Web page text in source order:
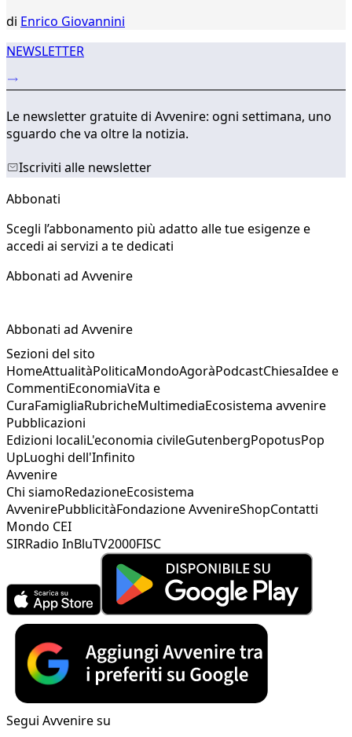
di Enrico Giovannini
NEWSLETTER
Le newsletter gratuite di Avvenire: ogni settimana, uno
sguardo che va oltre la notizia.
Iscriviti alle newsletter
Abbonati
Scegli l’abbonamento più adatto alle tue esigenze e
accedi ai servizi a te dedicati
Abbonati ad Avvenire
Abbonati ad Avvenire
Sezioni del sito
HomeAttualitàPoliticaMondoAgoràPodcastChiesaIdee e
CommentiEconomiaVita e
CuraFamigliaRubricheMultimediaEcosistema avvenire
Pubblicazioni
Edizioni localiL'economia civileGutenbergPopotusPop
UpLuoghi dell'Infinito
Avvenire
Chi siamoRedazioneEcosistema
AvvenirePubblicitàFondazione AvvenireShopContatti
Mondo CEI
SIRRadio InBluTV2000FISC
Segui Avvenire su